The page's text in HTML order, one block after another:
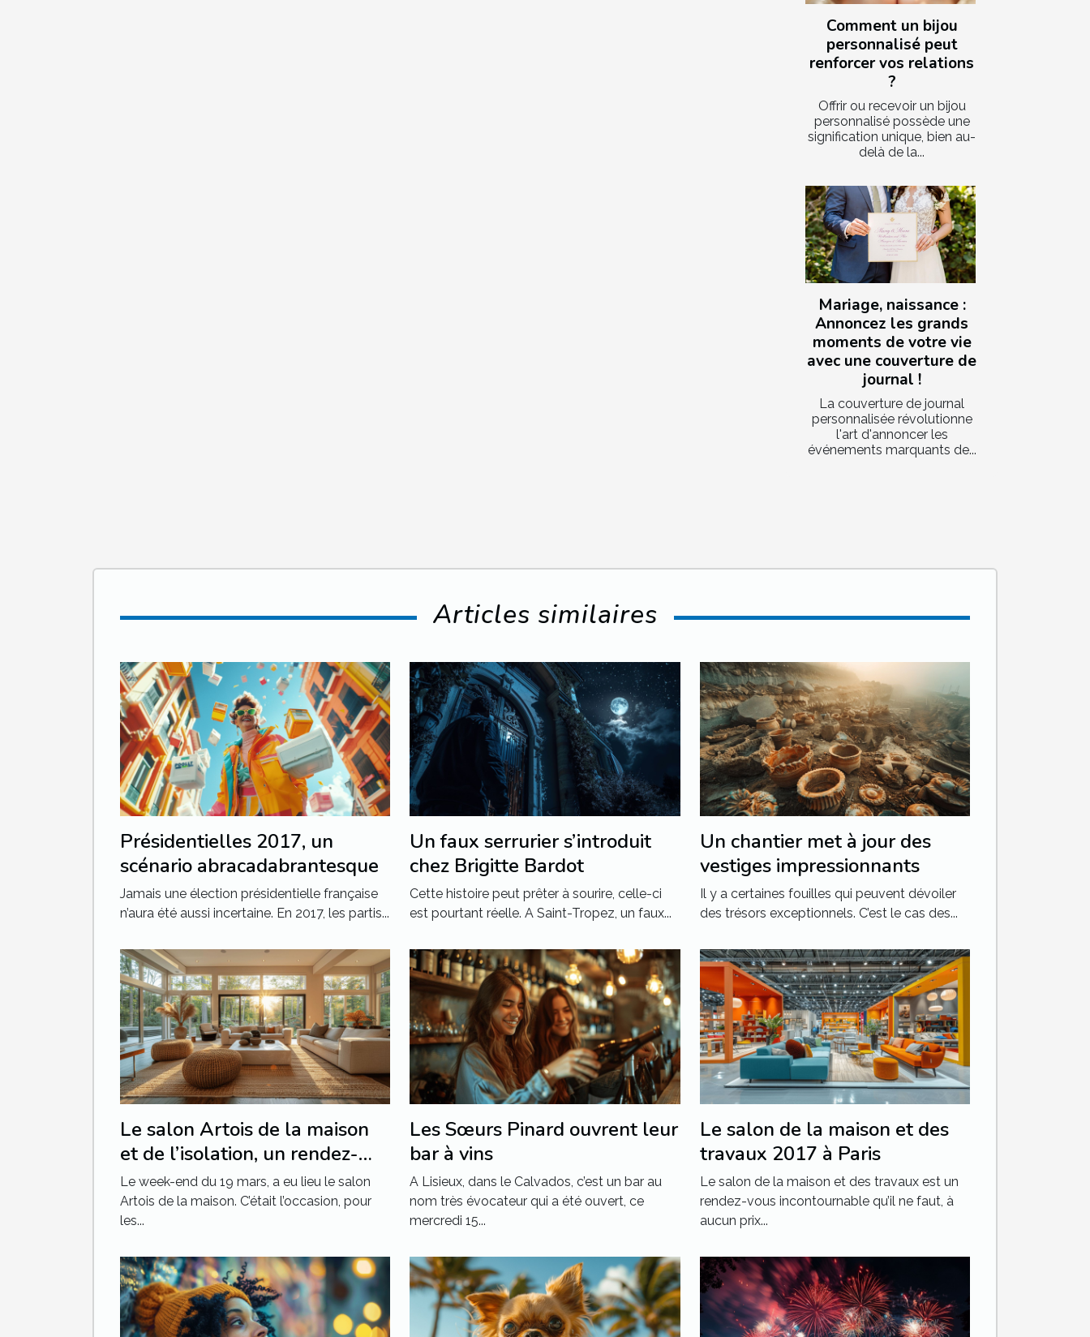
Comment un bijou
personnalisé peut
renforcer vos relations
?
Offrir ou recevoir un bijou
personnalisé possède une
signification unique, bien au-
delà de la...
Mariage, naissance :
Annoncez les grands
moments de votre vie
avec une couverture de
journal !
La couverture de journal
personnalisée révolutionne
l'art d'annoncer les
événements marquants de...
Articles similaires
Présidentielles 2017, un
scénario abracadabrantesque
Jamais une élection présidentielle française
n’aura été aussi incertaine. En 2017, les partis...
Un faux serrurier s’introduit
chez Brigitte Bardot
Cette histoire peut prêter à sourire, celle-ci
est pourtant réelle. A Saint-Tropez, un faux...
Un chantier met à jour des
vestiges impressionnants
Il y a certaines fouilles qui peuvent dévoiler
des trésors exceptionnels. C’est le cas des...
Le salon Artois de la maison
et de l’isolation, un rendez-
vous qu’il ne fallait pas
manquer
Le week-end du 19 mars, a eu lieu le salon
Artois de la maison. C’était l’occasion, pour
les...
Les Sœurs Pinard ouvrent leur
bar à vins
A Lisieux, dans le Calvados, c’est un bar au
nom très évocateur qui a été ouvert, ce
mercredi 15...
Le salon de la maison et des
travaux 2017 à Paris
Le salon de la maison et des travaux est un
rendez-vous incontournable qu’il ne faut, à
aucun prix...